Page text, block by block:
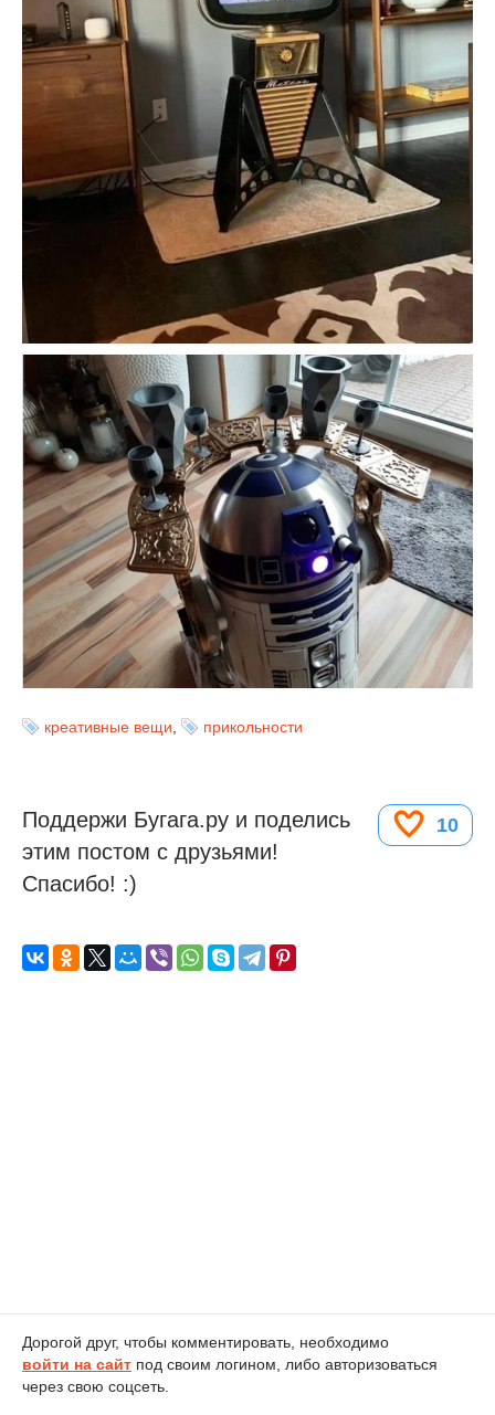
креативные вещи прикольности
10
Поддержи Бугага.ру и поделись
этим постом с друзьями!
Спасибо! :)
Дорогой друг, чтобы комментировать, необходимо
войти на сайт под своим логином, либо авторизоваться
через свою соцсеть.